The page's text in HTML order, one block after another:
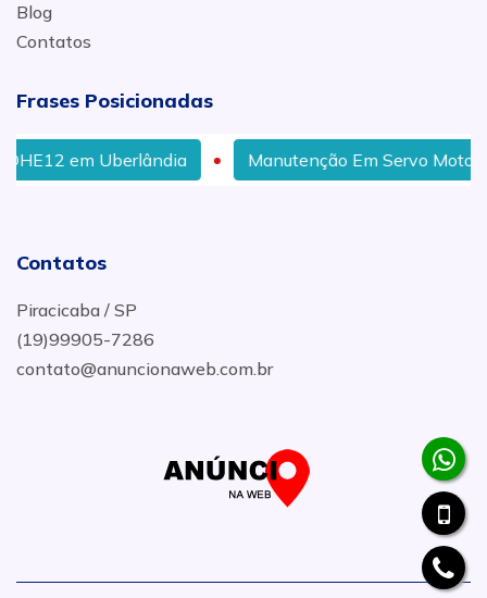
Blog
Contatos
Frases Posicionadas
Manutenção Em Servo Motor em Brasília
Contatos
Piracicaba / SP
(19)99905-7286
contato@anuncionaweb.com.br